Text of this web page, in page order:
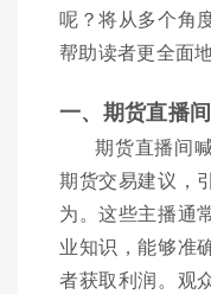
呢？将从多个角
帮助读者更全面
一、期货直播
期货直播间
期货交易建议，
为。这些主播通
业知识，能够准
者获取利润。观